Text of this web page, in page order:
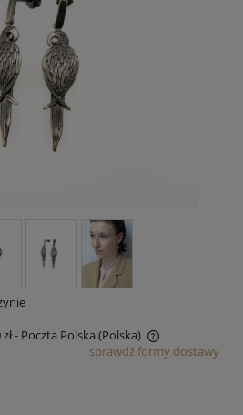
- Poczta Polska (Polska)
kosztów płatności
sprawdź formy dostawy